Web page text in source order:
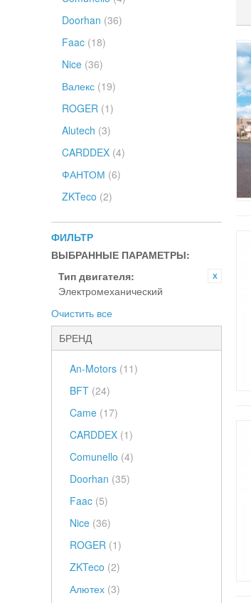
Doorhan (36)
Faac (18)
Nice (36)
Валекс (19)
ROGER (1)
Alutech (3)
CARDDEX (4)
ФАНТОМ (6)
ZKTeco (2)
ФИЛЬТР
ВЫБРАННЫЕ ПАРАМЕТРЫ:
Тип двигателя:
Электромеханический
Очистить все
БРЕНД
An-Motors (11)
BFT (24)
Came (17)
CARDDEX (1)
Comunello (4)
Doorhan (35)
Faac (5)
Nice (36)
ROGER (1)
ZKTeco (2)
Алютех (3)